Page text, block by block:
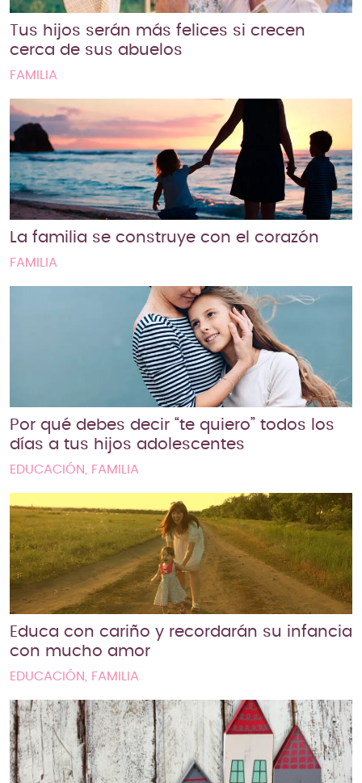
Tus hijos serán más felices si crecen
cerca de sus abuelos
FAMILIA
La familia se construye con el corazón
FAMILIA
Por qué debes decir “te quiero” todos los
días a tus hijos adolescentes
EDUCACIÓN, FAMILIA
Educa con cariño y recordarán su infancia
con mucho amor
EDUCACIÓN, FAMILIA